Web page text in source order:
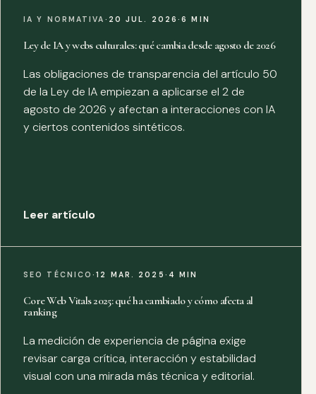
IA Y NORMATIVA · 20 JUL. 2026·6 MIN
Ley de IA y webs culturales: qué cambia desde agosto de 2026
Las obligaciones de transparencia del artículo 50
de la Ley de IA empiezan a aplicarse el 2 de
agosto de 2026 y afectan a interacciones con IA
y ciertos contenidos sintéticos.
Leer artículo
SEO TÉCNICO·12 MAR. 2025 · 4 MIN
Core Web Vitals 2025: qué ha cambiado y cómo afecta al
ranking
La medición de experiencia de página exige
revisar carga crítica, interacción y estabilidad
visual con una mirada más técnica y editorial.